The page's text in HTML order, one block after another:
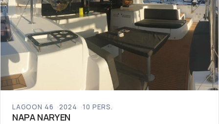
LAGOON 46 2024 10 PERS.
NAPA NARYEN